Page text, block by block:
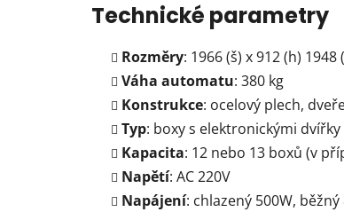
Technické parametry
Rozměry: 1966 (š) x 912 (h) 1948
Váha automatu: 380 kg
Konstrukce: ocelový plech,
Typ: boxy s elektronickými
Kapacita: 12 nebo 13 boxů (v
Napětí: AC 220V
Napájení: chlazený 500W, běžný